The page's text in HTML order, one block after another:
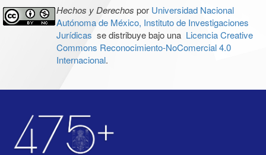
Hechos y Derechos por Universidad Nacional
Autónoma de México, Instituto de Investigaciones
Jurídicas se distribuye bajo una Licencia Creative
Commons Reconocimiento-NoComercial 4.0
Internacional.